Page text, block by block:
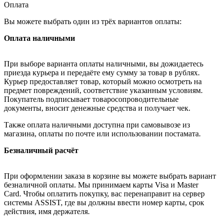
Оплата
Вы можете выбрать один из трёх вариантов оплаты:
Оплата наличными
При выборе варианта оплаты наличными, вы дожидаетесь
приезда курьера и передаёте ему сумму за товар в рублях.
Курьер предоставляет товар, который можно осмотреть на
предмет повреждений, соответствие указанным условиям.
Покупатель подписывает товаросопроводительные
документы, вносит денежные средства и получает чек.
Также оплата наличными доступна при самовывозе из
магазина, оплаты по почте или использовании постамата.
Безналичный расчёт
При оформлении заказа в корзине вы можете выбрать вариант
безналичной оплаты. Мы принимаем карты Visa и Master
Card. Чтобы оплатить покупку, вас перенаправит на сервер
системы ASSIST, где вы должны ввести номер карты, срок
действия, имя держателя.